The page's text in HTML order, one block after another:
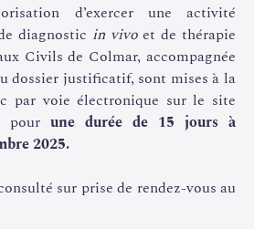
d’exercer une activité
diagnostic in vivoet de thérapie
Civils de Colmar, accompagnée
dossier justificatif, sont mises à la
par voie électronique sur le site
pour une durée de 15 jours à
2025.
sur prise de rendez-vous au